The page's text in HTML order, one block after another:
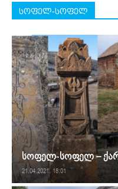
სოფელ-სოფელ
სოფელ-სოფელ –
21.04.2021. 18:01